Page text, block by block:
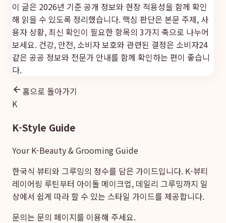
이 글은 2026년 기준 공개 정보와 현장 적용성을 함께 확인
해 읽을 수 있도록 정리했습니다. 핵심 판단은 본문 주제, 사
용자 상황, 최신 확인이 필요한 항목의 3가지 축으로 나누어
보세요. 건강, 안전, 소비자 보호와 관련된 결정은 소비자24
같은 공공 정보와 전문가 안내를 함께 확인하는 편이 좋습니
다.
홈으로 돌아가기
K
K-Style Guide
Your K-Beauty & Grooming Guide
한국식 뷰티와 그루밍의 정수를 담은 가이드입니다. K-뷰티
레이어링 루틴부터 아이돌 메이크업, 데일리 그루밍까지 일
상에서 쉽게 따라 할 수 있는 스타일 가이드를 제공합니다.
문의는 문의 페이지를 이용해 주세요.